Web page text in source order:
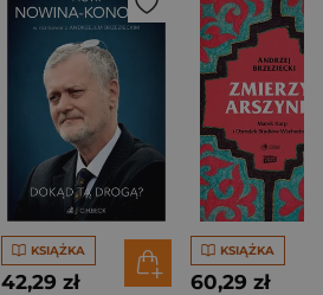
KSIĄŻKA
42,29 zł
KSIĄŻKA
60,29 zł